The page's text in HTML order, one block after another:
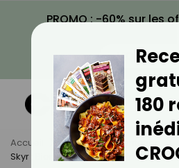
PROMO : -60% sur les
VOIR LA
Accueil Actus
Alimentation
Skyr : Bienfaits, Valeurs Nutritionnelles
180